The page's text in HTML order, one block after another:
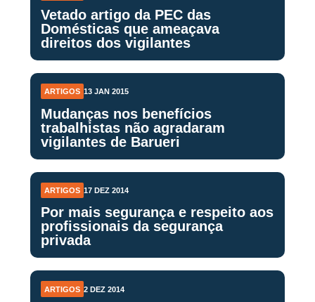
Vetado artigo da PEC das
Domésticas que ameaçava
direitos dos vigilantes
ARTIGOS 13 JAN 2015
Mudanças nos benefícios
trabalhistas não agradaram
vigilantes de Barueri
ARTIGOS 17 DEZ 2014
Por mais segurança e respeito aos
profissionais da segurança
privada
ARTIGOS 2 DEZ 2014